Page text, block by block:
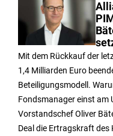
Mit dem Rückkauf der
1,4 Milliarden Euro
Beteiligungsmodell.
Fondsmanager einst am
Vorstandschef Oliver
Deal die Ertragskraft